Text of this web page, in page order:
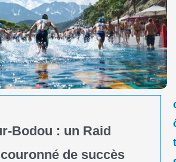
Bodou : un Raid
de succès